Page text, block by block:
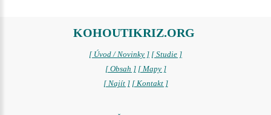
KOHOUTIKRIZ.ORG
[ Úvod / Novinky ] [ Studie ]
[ Obsah ] [ Mapy ]
[ Najít ] [ Kontakt ]